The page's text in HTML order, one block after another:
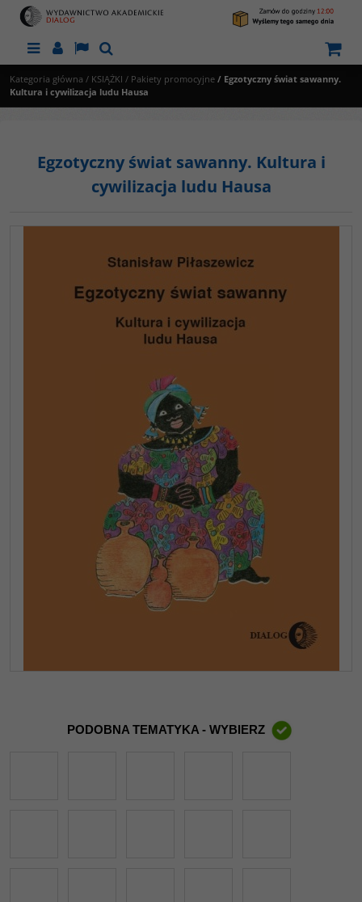
MenuPanelLangSzukaj
Kategoria główna / KSIĄŻKI / Pakiety promocyjne / Egzotyczny świat sawanny.
Kultura i cywilizacja ludu Hausa
Egzotyczny świat sawanny. Kultura i
cywilizacja ludu Hausa
PODOBNA TEMATYKA - WYBIERZ